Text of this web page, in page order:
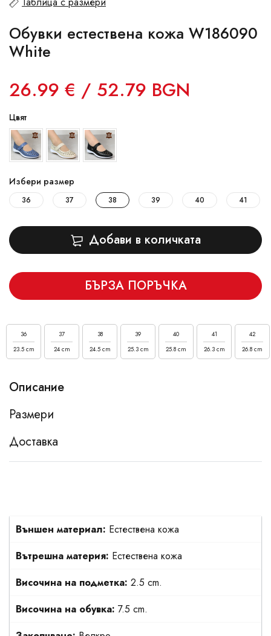
Обувки естествена кожа W186090
White
26.99 € / 52.79 BGN
Цвят
Избери размер
36 37 38 39 40 41
Добави в количката
БЪРЗА ПОРЪЧКА
36
23.5 cm
37
24 cm
38
24.5 cm
39
25.3 cm
40
25.8 cm
41
26.3 cm
42
26.8 cm
Описание
Размери
Доставка
Външен материал: Естествена кожа
Вътрешна материя: Естествена кожа
Височина на подметка: 2.5 cm.
Височина на обувка: 7.5 cm.